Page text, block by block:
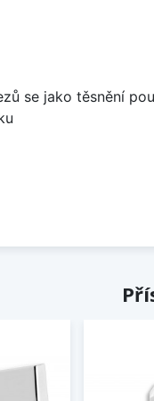
se jako těsnění